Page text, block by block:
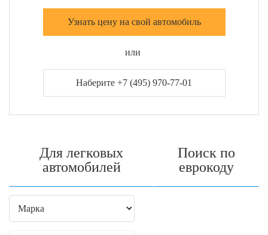
Узнать цену на свой автомобиль
или
Наберите +7 (495) 970-77-01
Для легковых
автомобилей
Поиск по
еврокоду